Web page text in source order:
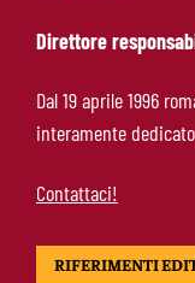
Direttore
Dal 19 aprile 1996
interamente
Contattaci!
RIFERIMENTI